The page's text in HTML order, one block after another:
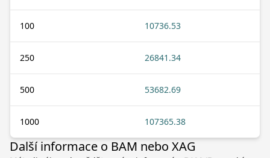
100 10736.53
250 26841.34
500 53682.69
1000 107365.38
Další informace o BAM nebo XAG